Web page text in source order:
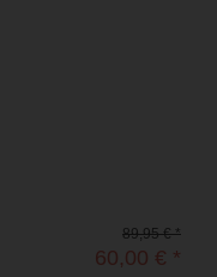
89,95 € *
60,00 € *